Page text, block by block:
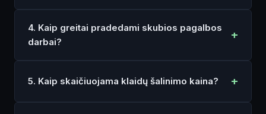
4. Kaip greitai pradedami skubios pagalbos
darbai?
5. Kaip skaičiuojama klaidų šalinimo kaina?